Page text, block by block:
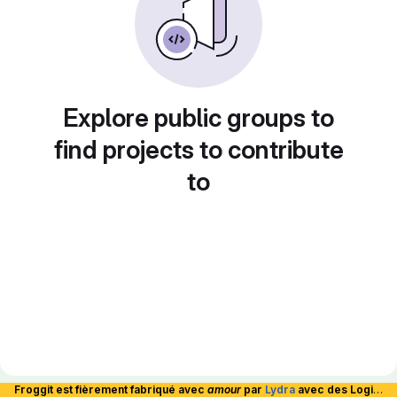
Explore public groups to
find projects to contribute
to
Froggit est fièrement fabriqué avec amour par Lydra avec des Logiciels Libres et hébergé en